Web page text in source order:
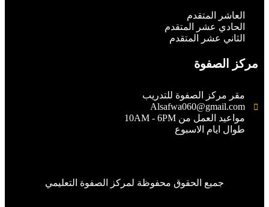
العاشر المتقدم
الحادي عشر المتقدم
الثاني عشر المتقدم
مركز الصفوة
مقر مركز الصفوة للتدريب
Alsafwa060@gmail.com
مواعيد العمل من 10AM - 6PM
طوال ايام الاسبوع
جميع الحقوق محفوظة لمركز الصفوة التعليمي